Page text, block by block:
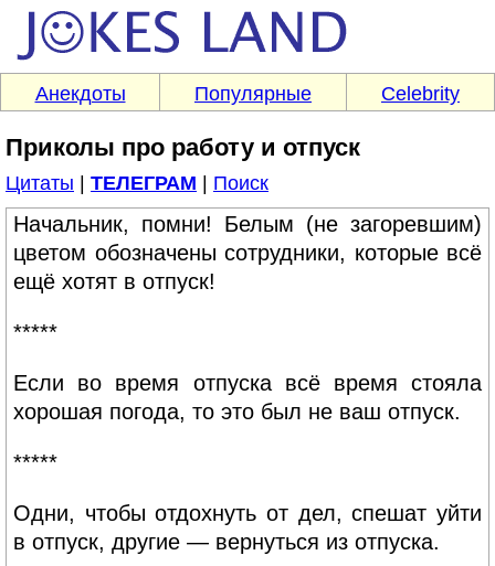
Анекдоты Популярные Celebrity
Приколы про работу и отпуск
Цитаты ТЕЛЕГРАМ Поиск
Начальник, помни! Белым (не загоревшим)
цветом обозначены сотрудники, которые всё
ещё хотят в отпуск!
*****
Если во время отпуска всё время стояла
хорошая погода, то это был не ваш отпуск.
*****
Одни, чтобы отдохнуть от дел, спешат уйти
в отпуск, другие — вернуться из отпуска.